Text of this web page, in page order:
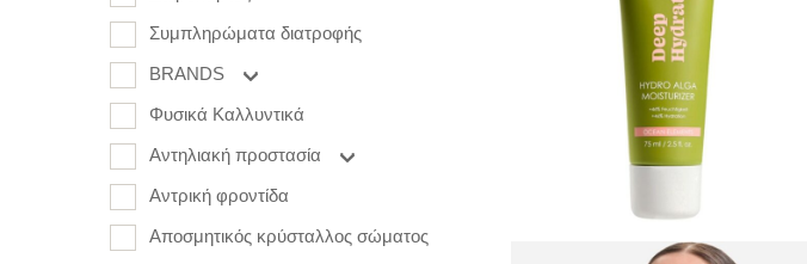
Συμπληρώματα διατροφής
BRANDS
Φυσικά Καλλυντικά
Αντηλιακή προστασία
Αντρική φροντίδα
Αποσμητικός κρύσταλλος σώματος